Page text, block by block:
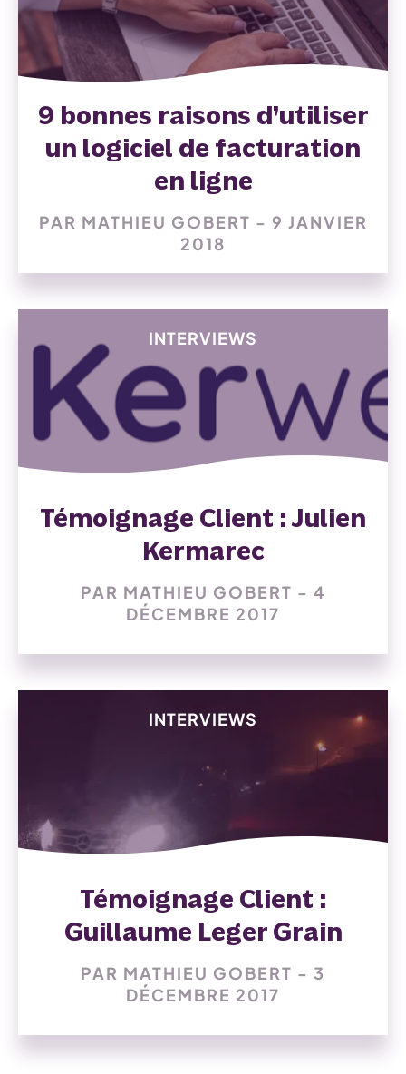
9 bonnes raisons d’utiliser
un logiciel de facturation
en ligne
PAR MATHIEU GOBERT - 9 JANVIER
2018
INTERVIEWS
Témoignage Client : Julien
Kermarec
PAR MATHIEU GOBERT - 4
DÉCEMBRE 2017
INTERVIEWS
Témoignage Client :
Guillaume Leger Grain
PAR MATHIEU GOBERT - 3
DÉCEMBRE 2017